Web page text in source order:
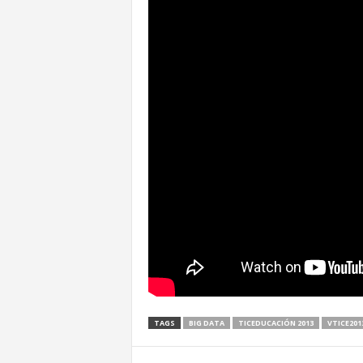
TAGS BIG DATA TICEDUCACIÓN 2013